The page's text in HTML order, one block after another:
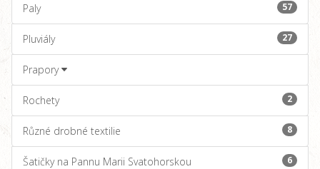
Paly 57
Pluviály 27
Prapory
Rochety 2
Různé drobné textilie 8
Šatičky na Pannu Marii Svatohorskou 6